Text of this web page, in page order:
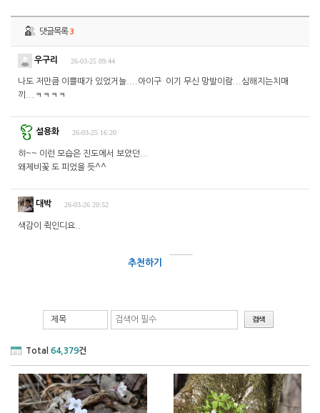
댓글목록3
우구리 26-03-25 09:44
나도 저만큼 이쁠때가 있었거늘....아이구 이기 무신 망발이람...심해지는치매
끼...ㅋㅋㅋㅋ
설용화 26-03-25 16:20
햐~~ 이런 모습은 진도에서 보았던...
왜제비꽃 도 피었을 듯^^
대박 26-03-26 20:52
색감이 쥑인디요..
추천하기
제목
Total 64,379건